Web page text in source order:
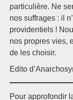
particulière. Ne
nos suffrages : il
providentiels !
nos propres vies,
de les choisir.
Edito
Pour approfondir